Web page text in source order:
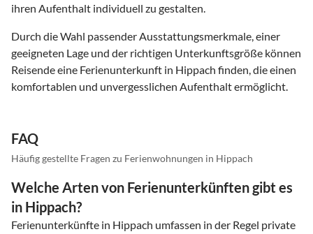
ihren Aufenthalt individuell zu gestalten.
Durch die Wahl passender Ausstattungsmerkmale, einer
geeigneten Lage und der richtigen Unterkunftsgröße können
Reisende eine Ferienunterkunft in Hippach finden, die einen
komfortablen und unvergesslichen Aufenthalt ermöglicht.
FAQ
Häufig gestellte Fragen zu Ferienwohnungen in Hippach
Welche Arten von Ferienunterkünften gibt es
in Hippach?
Ferienunterkünfte in Hippach umfassen in der Regel private